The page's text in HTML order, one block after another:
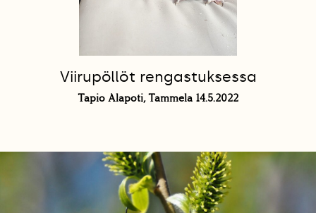
Viirupöllöt rengastuksessa
Tapio Alapoti, Tammela 14.5.2022